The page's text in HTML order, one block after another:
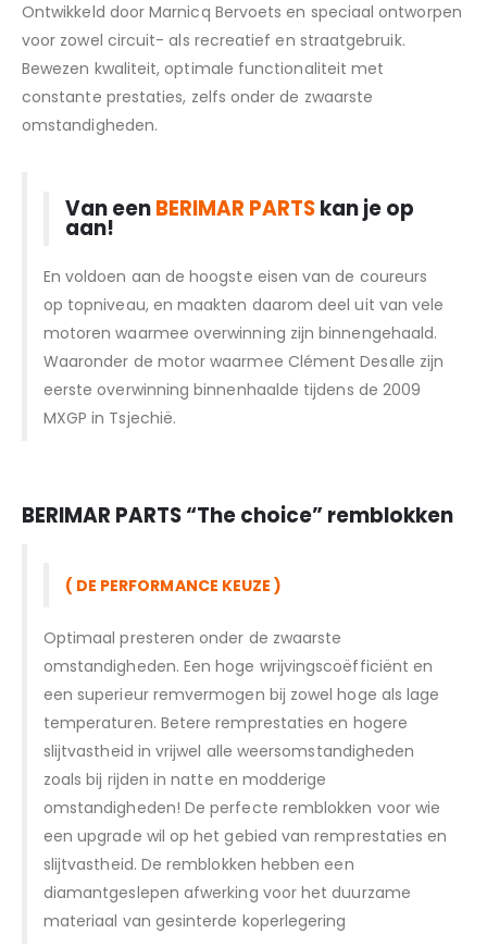
Ontwikkeld door Marnicq Bervoets en speciaal ontworpen
voor zowel circuit- als recreatief en straatgebruik.
Bewezen kwaliteit, optimale functionaliteit met
constante prestaties, zelfs onder de zwaarste
omstandigheden.
Van een BERIMAR PARTSkan je op
aan!
En voldoen aan de hoogste eisen van de coureurs
op topniveau, en maakten daarom deel uit van vele
motoren waarmee overwinning zijn binnengehaald.
Waaronder de motor waarmee Clément Desalle zijn
eerste overwinning binnenhaalde tijdens de 2009
MXGP in Tsjechië.
BERIMAR PARTS “The choice” remblokken
( DE PERFORMANCE KEUZE )
Optimaal presteren onder de zwaarste
omstandigheden. Een hoge wrijvingscoëfficiënt en
een superieur remvermogen bij zowel hoge als lage
temperaturen. Betere remprestaties en hogere
slijtvastheid in vrijwel alle weersomstandigheden
zoals bij rijden in natte en modderige
omstandigheden! De perfecte remblokken voor wie
een upgrade wil op het gebied van remprestaties en
slijtvastheid. De remblokken hebben een
diamantgeslepen afwerking voor het duurzame
materiaal van gesinterde koperlegering